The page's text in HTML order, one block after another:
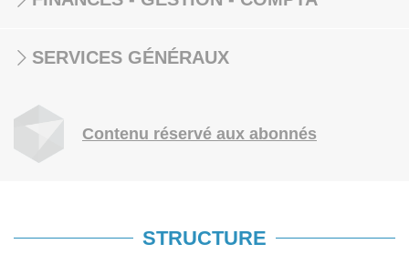
SERVICES GÉNÉRAUX
Contenu réservé aux abonnés
STRUCTURE